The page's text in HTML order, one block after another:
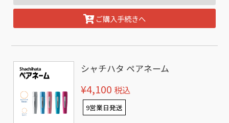
ご購入手続きへ
シャチハタ ペアネーム
¥4,100 税込
9営業日発送